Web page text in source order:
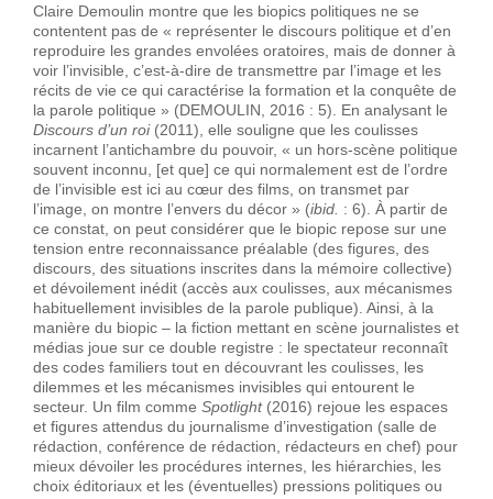
Claire Demoulin montre que les biopics politiques ne se
contentent pas de « représenter le discours politique et d’en
reproduire les grandes envolées oratoires, mais de donner à
voir l’invisible, c’est-à-dire de transmettre par l’image et les
récits de vie ce qui caractérise la formation et la conquête de
la parole politique » (DEMOULIN, 2016 : 5). En analysant le
Discours d’un roi (2011), elle souligne que les coulisses
incarnent l’antichambre du pouvoir, « un hors-scène politique
souvent inconnu, [et que] ce qui normalement est de l’ordre
de l’invisible est ici au cœur des films, on transmet par
l’image, on montre l’envers du décor » (ibid. : 6). À partir de
ce constat, on peut considérer que le biopic repose sur une
tension entre reconnaissance préalable (des figures, des
discours, des situations inscrites dans la mémoire collective)
et dévoilement inédit (accès aux coulisses, aux mécanismes
habituellement invisibles de la parole publique). Ainsi, à la
manière du biopic – la fiction mettant en scène journalistes et
médias joue sur ce double registre : le spectateur reconnaît
des codes familiers tout en découvrant les coulisses, les
dilemmes et les mécanismes invisibles qui entourent le
secteur. Un film comme Spotlight (2016) rejoue les espaces
et figures attendus du journalisme d’investigation (salle de
rédaction, conférence de rédaction, rédacteurs en chef) pour
mieux dévoiler les procédures internes, les hiérarchies, les
choix éditoriaux et les (éventuelles) pressions politiques ou